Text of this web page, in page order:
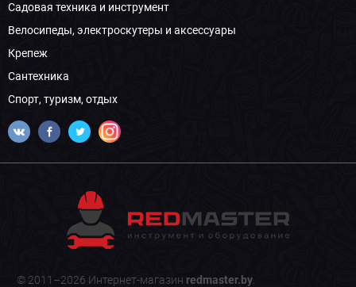
Садовая техника и инструмент
Велосипеды, электроскутеры и аксессуары
Крепеж
Сантехника
Спорт, туризм, отдых
© 2011–2026 Интернет-магазин redmaster.by.